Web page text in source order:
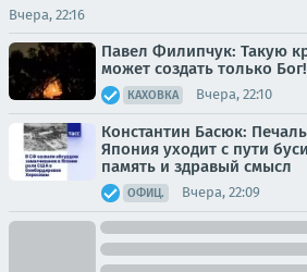
Вчера, 22:16
Павел Филипчук: Такую
может создать только Бог!
КАХОВКА Вчера, 22:10
Константин Басюк:
Япония уходит с пути
память и здравый смысл
ОФИЦ. Вчера, 22:09